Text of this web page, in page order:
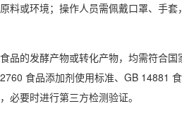
料或环境；操作人员需佩戴口罩、手套
品的发酵产物或转化产物，均需符合国
食品添加剂使用标准、GB 14881 食
必要时进行第三方检测验证。